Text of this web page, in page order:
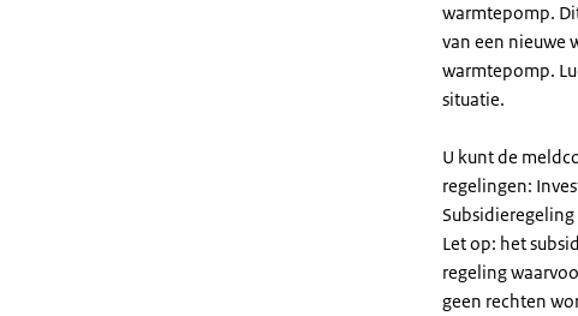
warmtepomp.
van een nieuwe
warmtepomp.
situatie.
U kunt de
regelingen:
Subsidieregeling
Let op: het
regeling
geen rechten